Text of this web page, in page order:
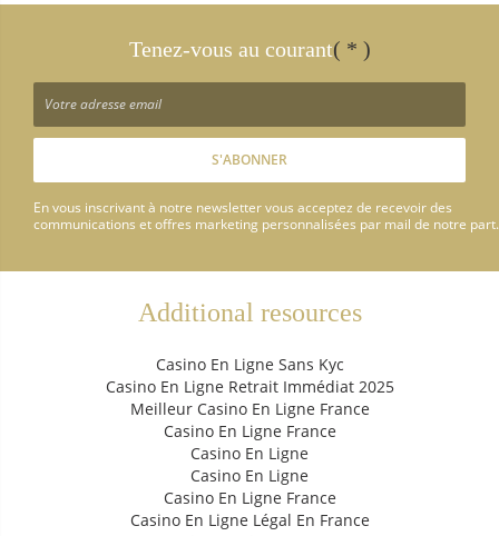
Tenez-vous au courant( * )
En vous inscrivant à notre newsletter vous acceptez de recevoir des
communications et offres marketing personnalisées par mail de notre part.
Additional resources
Casino En Ligne Sans Kyc
Casino En Ligne Retrait Immédiat 2025
Meilleur Casino En Ligne France
Casino En Ligne France
Casino En Ligne
Casino En Ligne
Casino En Ligne France
Casino En Ligne Légal En France